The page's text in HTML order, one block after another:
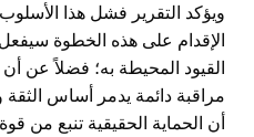
ويؤكد التقرير فشل هذا
الإقدام على هذه الخطوة
القيود المحيطة به؛ فضلاً
مراقبة دائمة يدمر أساس الثقة
أن الحماية الحقيقية تنبع من